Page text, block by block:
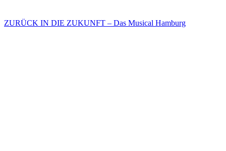
ZURÜCK IN DIE ZUKUNFT – Das Musical Hamburg